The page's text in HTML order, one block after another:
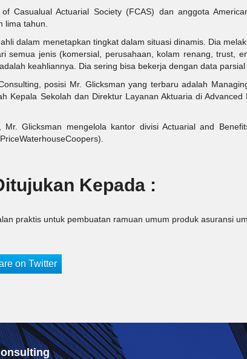
Casualual Actuarial Society (FCAS) dan anggota
lima tahun.
dalam menetapkan tingkat dalam situasi dinamis. Dia
semua jenis (komersial, perusahaan, kolam renang, trust,
keahliannya. Dia sering bisa bekerja dengan data parsial
posisi Mr. Glicksman yang terbaru adalah
Kepala Sekolah dan Direktur Layanan Aktuaria di Advanced
Mr. Glicksman mengelola kantor divisi Actuarial and
Kepada :
praktis untuk pembuatan ramuan umum produk asuransi
on Twitter